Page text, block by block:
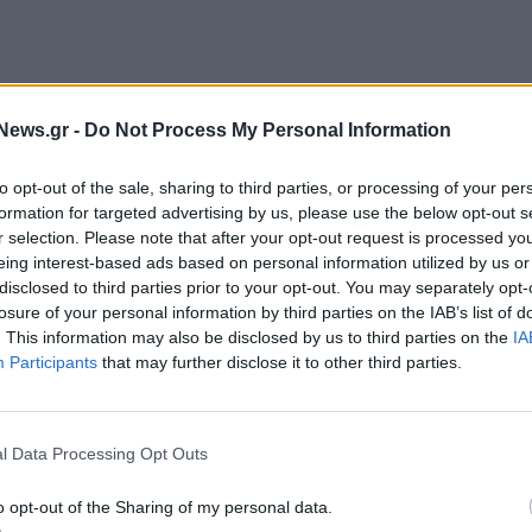
- Do Not Process My Personal Information
opt-out of the sale, sharing to third parties, or processing of your
for targeted advertising by us, please use the below opt-out
selection. Please note that after your opt-out request is processed
interest-based ads based on personal information utilized by us
to third parties prior to your opt-out. You may separately
of your personal information by third parties on the IAB’s list of
This information may also be disclosed by us to third parties on the
Participants that may further disclose it to other third parties.
Data Processing Opt Outs
opt-out of the Sharing of my personal data.
δικαστικοί επιμελητές έχουν αναδείξει το ζήτημα
εισακούστηκαν, με αποτέλεσμα στην "Ελλάδα 2.0" η σειρά
στην ψηφιοποίηση είναι πλευρές που οξύνουν το
δυνατόν. Να μπει τέλος στην ταλαιπωρία για εκατοντάδες
του ο ΣΥΡΙΖΑ.